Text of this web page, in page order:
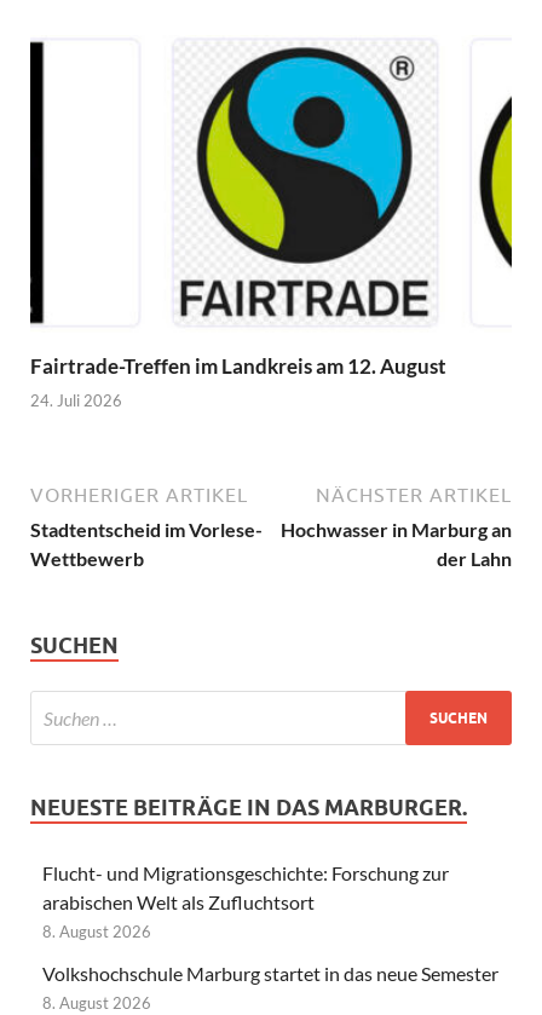
Fairtrade-Treffen im Landkreis am 12. August
24. Juli 2026
VORHERIGER ARTIKEL
Stadtentscheid im Vorlese-
Wettbewerb
NÄCHSTER ARTIKEL
Hochwasser in Marburg an
der Lahn
SUCHEN
NEUESTE BEITRÄGE IN DAS MARBURGER.
Flucht- und Migrationsgeschichte: Forschung zur
arabischen Welt als Zufluchtsort
8. August 2026
Volkshochschule Marburg startet in das neue Semester
8. August 2026